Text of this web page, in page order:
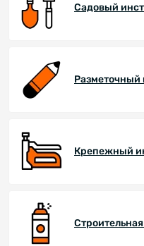
Садовый
Разметочный
Крепежный